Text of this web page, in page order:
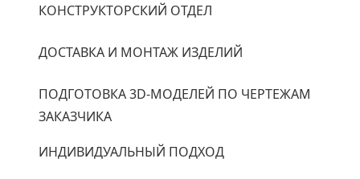
КОНСТРУКТОРСКИЙ ОТДЕЛ
ДОСТАВКА И МОНТАЖ ИЗДЕЛИЙ
ПОДГОТОВКА 3D-МОДЕЛЕЙ ПО ЧЕРТЕЖАМ
ЗАКАЗЧИКА
ИНДИВИДУАЛЬНЫЙ ПОДХОД